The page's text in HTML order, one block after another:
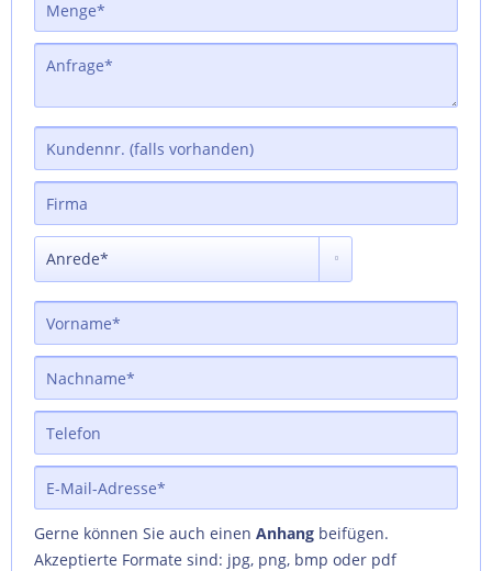
Gerne können Sie auch einen Anhang beifügen.
Akzeptierte Formate sind: jpg, png, bmp oder pdf